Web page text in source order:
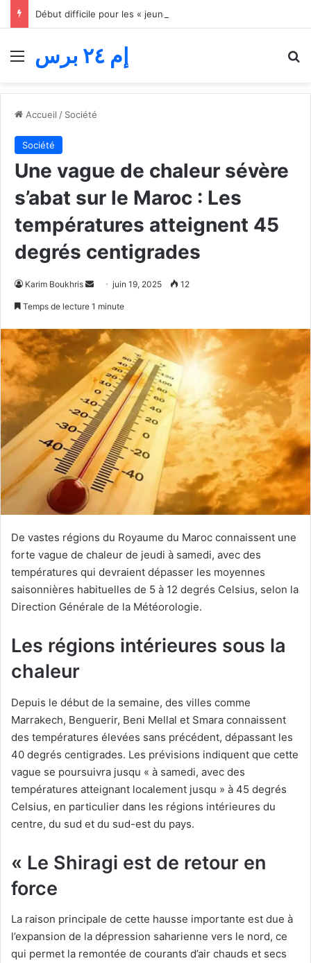
Menu إم ٢٤ برس
Accueil / Société
Société
Une vague de chaleur sévère
s’abat sur le Maroc : Les
températures atteignent 45
degrés centigrades
Karim Boukhris
Envoyerjuin 19, 2025 12
Temps de lecture 1 minute
De vastes régions du Royaume du Maroc connaissent une
forte vague de chaleur de jeudi à samedi, avec des
températures qui devraient dépasser les moyennes
saisonnières habituelles de 5 à 12 degrés Celsius, selon la
Direction Générale de la Météorologie.
Les régions intérieures sous la
chaleur
Depuis le début de la semaine, des villes comme
Marrakech, Benguerir, Beni Mellal et Smara connaissent
des températures élevées sans précédent, dépassant les
40 degrés centigrades. Les prévisions indiquent que cette
vague se poursuivra jusqu « à samedi, avec des
températures atteignant localement jusqu » à 45 degrés
Celsius, en particulier dans les régions intérieures du
centre, du sud et du sud-est du pays.
« Le Shiragi est de retour en
force
La raison principale de cette hausse importante est due à
l’expansion de la dépression saharienne vers le nord, ce
qui permet la remontée de courants d’air chauds et secs